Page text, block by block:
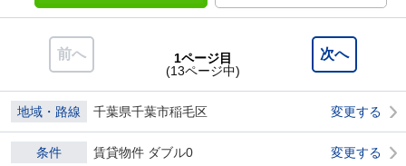
前へ 次へ
1ページ目
(13ページ中)
地域・路線 千葉県千葉市稲毛区 変更する
条件 賃貸物件 ダブル0 変更する